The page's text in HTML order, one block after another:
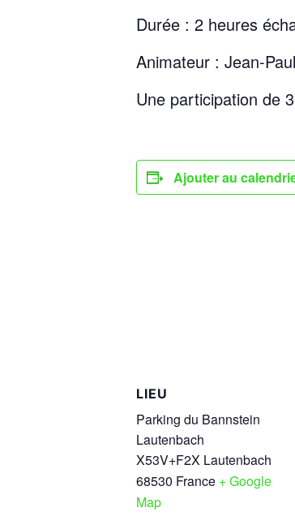
Durée : 2 heures
Animateur : Jean-Paul
Une participation de
Ajouter au
LIEU
Parking du Bannstein
Lautenbach
X53V+F2X Lautenbach
68530 France + Google
Map